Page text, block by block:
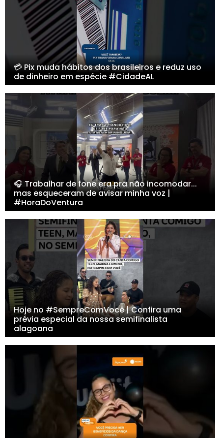
💳 Pix muda hábitos dos brasileiros e reduz uso
de dinheiro em espécie #CidadeAL
🎧 Trabalhar de fone era pra não incomodar...
mas esqueceram de avisar minha voz |
#HoraDoVentura
Hoje no #SempreComVocê | Confira uma
prévia especial da nossa semifinalista
alagoana